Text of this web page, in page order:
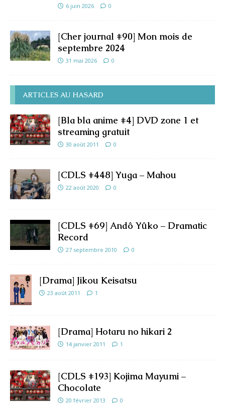
6 juin 2026 0
[Cher journal #90] Mon mois de
septembre 2024
31 mai 2026 0
ARTICLES AU HASARD
[Bla bla anime #4] DVD zone 1 et
streaming gratuit
30 août 2011 0
[CDLS #448] Yuga – Mahou
22 août 2020 0
[CDLS #69] Andô Yûko – Dramatic
Record
27 septembre 2010 0
[Drama] Jikou Keisatsu
23 août 2011 1
[Drama] Hotaru no hikari 2
14 janvier 2011 1
[CDLS #193] Kojima Mayumi –
Chocolate
20 février 2013 0